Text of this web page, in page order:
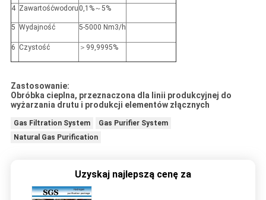
4 Zawartośćwodoru 0,1%～5%
5 Wydajność 5-5000 Nm3/h
6 Czystość ＞99,9995%
Zastosowanie:
Obróbka cieplna, przeznaczona dla linii produkcyjnej do
wyżarzania drutu i produkcji elementów złącznych
Gas Filtration System
Gas Purifier System
Natural Gas Purification
Uzyskaj najlepszą cenę za